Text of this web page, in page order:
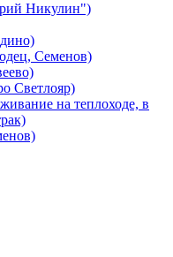
Никулин")
Семенов)
Светлояр)
на теплоходе, в